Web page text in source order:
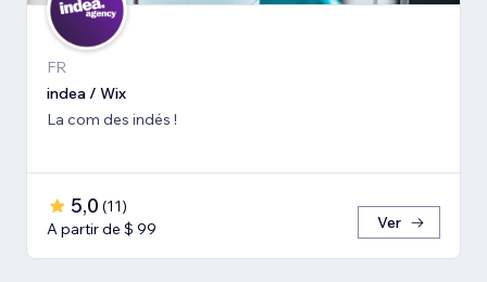
FR
indea / Wix
La com des indés !
5,0 (11)
A partir de $ 99
Ver